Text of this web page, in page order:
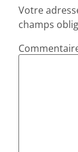
Votre
champs